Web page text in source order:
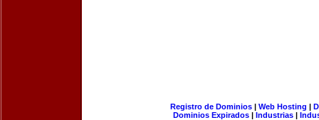
Registro de Dominios| Web Hosting |
Dominios Expirados | Industrias |